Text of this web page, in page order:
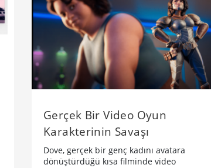
Gerçek Bir Video Oyun
Karakterinin Savaşı
Dove, gerçek bir genç kadını avatara
dönüştürdüğü kısa filminde video